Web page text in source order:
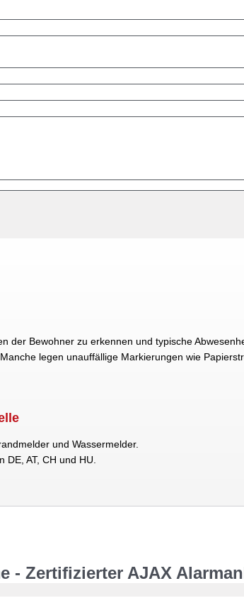
der Bewohner zu erkennen und typische
legen unauffällige Markierungen wie
und Wassermelder.
AT, CH und HU.
- Zertifizierter AJAX